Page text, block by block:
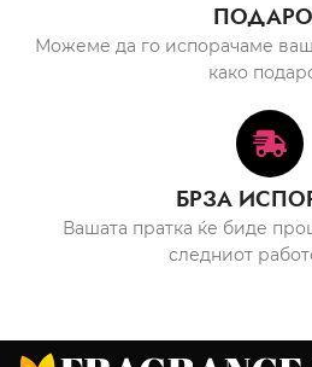
Можеме да го испорачаме
како
БРЗА
Вашата пратка ќе биде
следниот